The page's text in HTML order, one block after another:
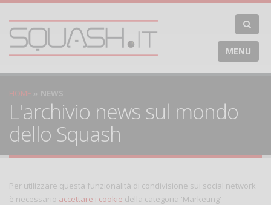
MENU
HOME NEWS
L'archivio news sul mondo
dello Squash
Per utilizzare questa funzionalità di condivisione sui social network
è necessario accettare i cookie della categoria 'Marketing'